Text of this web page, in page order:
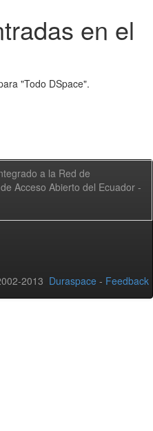
en el
"Todo DSpace".
a la Red de
Acceso Abierto del Ecuador -
2013 Duraspace - Feedback